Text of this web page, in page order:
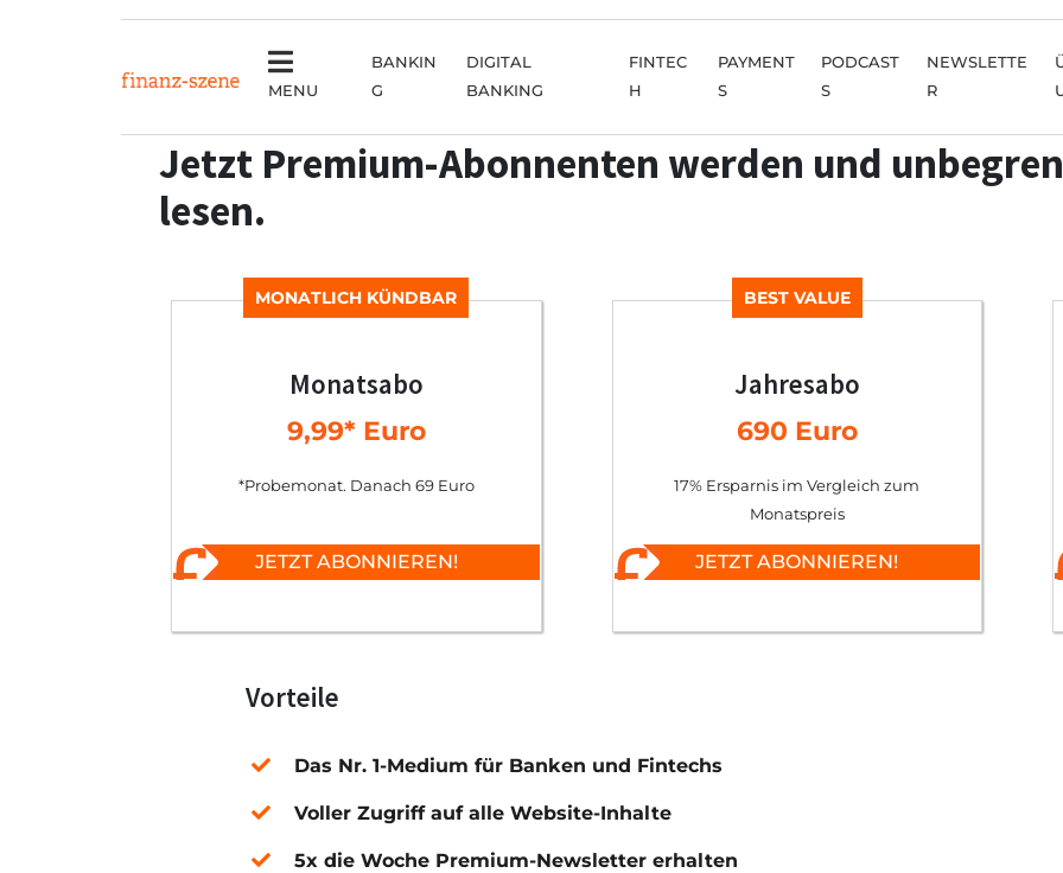
MENU
BANKIN
G
DIGITAL
BANKING
FINTEC
H
PAYMENT
S
PODCAST
S
NEWSLETTE
R
Jetzt Premium-Abonnenten werden und
lesen.
MONATLICH KÜNDBAR
Monatsabo
9,99* Euro
*Probemonat. Danach 69 Euro
JETZT ABONNIEREN!
BEST VALUE
Jahresabo
690 Euro
17% Ersparnis im Vergleich zum
Monatspreis
JETZT ABONNIEREN!
Vorteile
Das Nr. 1-Medium für Banken und Fintechs
Voller Zugriff auf alle Website-Inhalte
5x die Woche Premium-Newsletter erhalten